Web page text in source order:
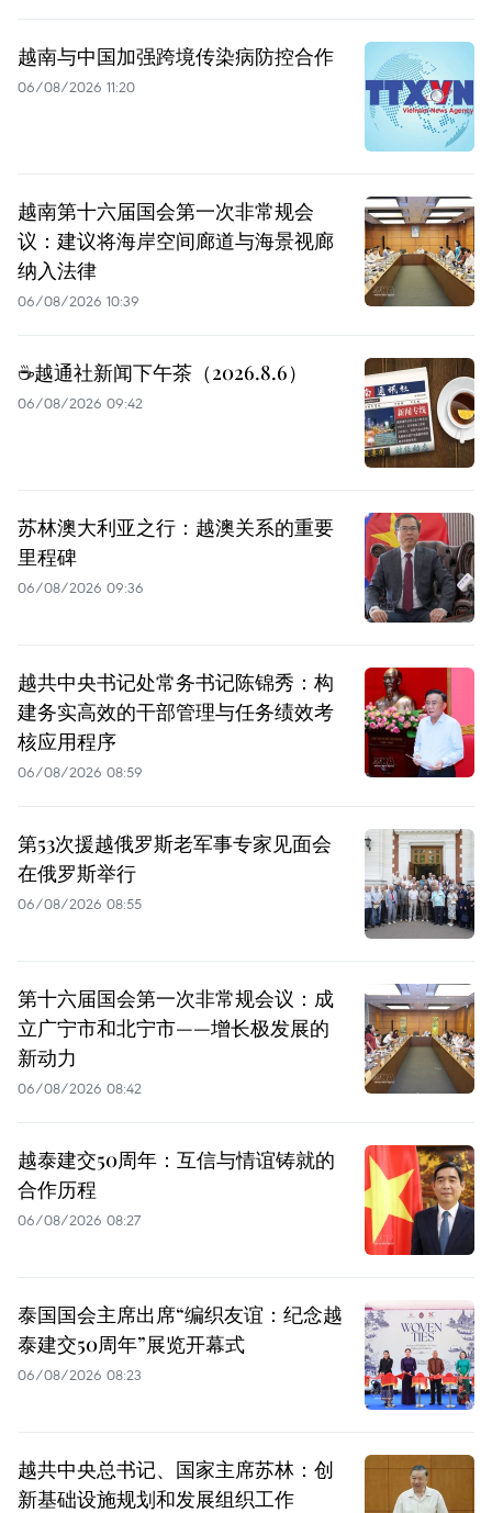
越南与中国加强跨境传染病防控合作
06/08/2026 11:20
越南第十六届国会第一次非常规会
议：建议将海岸空间廊道与海景视廊
纳入法律
06/08/2026 10:39
☕️越通社新闻下午茶（2026.8.6）
06/08/2026 09:42
苏林澳大利亚之行：越澳关系的重要
里程碑
06/08/2026 09:36
越共中央书记处常务书记陈锦秀：构
建务实高效的干部管理与任务绩效考
核应用程序
06/08/2026 08:59
第53次援越俄罗斯老军事专家见面会
在俄罗斯举行
06/08/2026 08:55
第十六届国会第一次非常规会议：成
立广宁市和北宁市——增长极发展的
新动力
06/08/2026 08:42
越泰建交50周年：互信与情谊铸就的
合作历程
06/08/2026 08:27
泰国国会主席出席“编织友谊：纪念越
泰建交50周年”展览开幕式
06/08/2026 08:23
越共中央总书记、国家主席苏林：创
新基础设施规划和发展组织工作